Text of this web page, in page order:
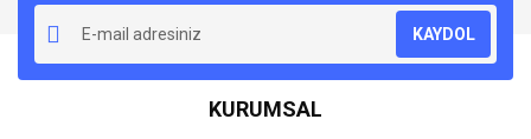
Ürün resmi kalitesiz, bozuk veya görüntülenemiyor.
Ürün açıklamasında eksik bilgiler bulunuyor.
Ürün bilgilerinde hatalar bulunuyor.
Ürün fiyatı diğer sitelerden daha pahalı.
KAYDOL
KURUMSAL